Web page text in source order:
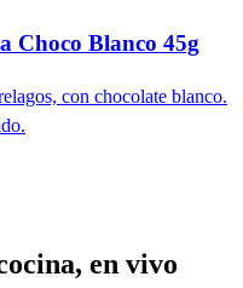
Choco Blanco 45g
con chocolate blanco.
en vivo